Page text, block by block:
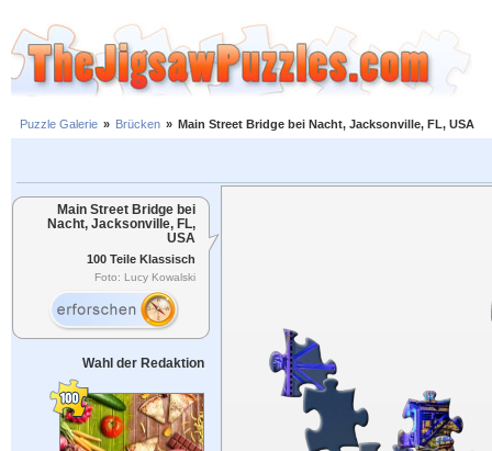
Puzzle Galerie » Brücken » Main Street Bridge bei Nacht, Jacksonville, FL, USA
Main Street Bridge bei
Nacht, Jacksonville, FL,
USA
100 Teile Klassisch
Foto: Lucy Kowalski
Wahl der Redaktion